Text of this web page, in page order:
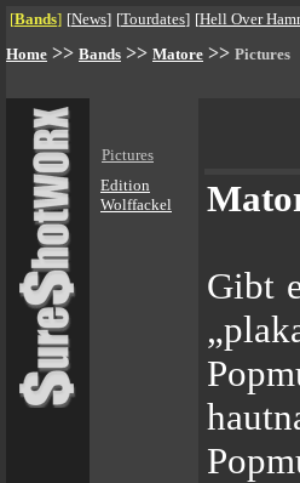
[Bands] [News] [Tourdates] [Hell Over
Home >> Bands >> Matore >> Pictures
Pictures
Edition
Wolffackel
Gibt